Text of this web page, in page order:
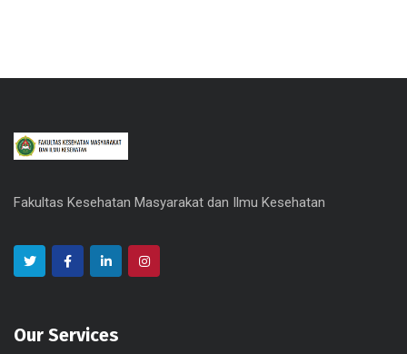
Fakultas Kesehatan Masyarakat dan Ilmu Kesehatan
Our Services